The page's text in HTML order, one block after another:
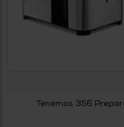
Tenemos 356